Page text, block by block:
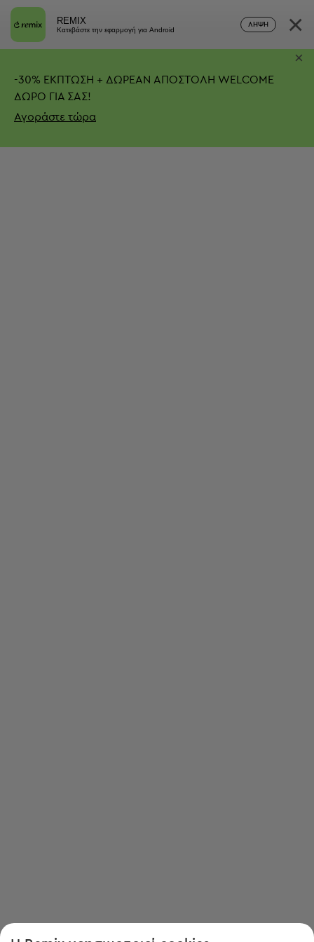
REMIX
Κατεβάστε την εφαρμογή για Android
ΛΉΨΗ ×
-30% ΕΚΠΤΩΣΗ + ΔΩΡΕΑΝ ΑΠΟΣΤΟΛΗ WELCOME
ΔΩΡΟ ΓΙΑ ΣΑΣ!
Αγοράστε τώρα
×